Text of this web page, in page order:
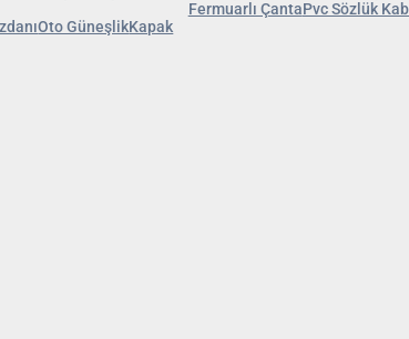
Fermuarlı ÇantaPvc Sözlük
Oto GüneşlikKapak